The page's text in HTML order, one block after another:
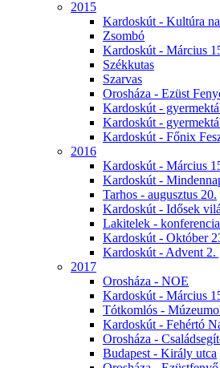
2015
Kardoskút - Kultúra
Zsombó
Kardoskút - Március
Székkutas
Szarvas
Orosháza - Ezüst
Kardoskút -
Kardoskút -
Kardoskút - Főnix
2016
Kardoskút - Március
Kardoskút -
Tarhos - augusztus 20.
Kardoskút - Idősek
Lakitelek - konferencia
Kardoskút - Október
Kardoskút - Advent 2.
2017
Orosháza - NOE
Kardoskút - Március
Tótkomlós -
Kardoskút - Fehértó
Orosháza -
Budapest - Király utca